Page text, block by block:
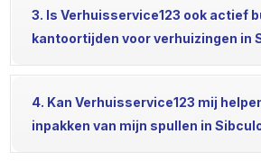
3. Is Verhuisservice123 ook actief
kantoortijden voor verhuizingen in
4. Kan Verhuisservice123 mij
inpakken van mijn spullen in